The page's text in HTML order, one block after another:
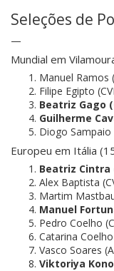
Seleções de
—
Mundial em
Manuel Ramos
Filipe Egipto
Beatriz Gago
Guilherme
Diogo Sampaio
Europeu em Itália
Beatriz Cintra
Alex Baptista
Martim
Manuel
Pedro Coelho
Catarina
Vasco Soares
Viktoriya